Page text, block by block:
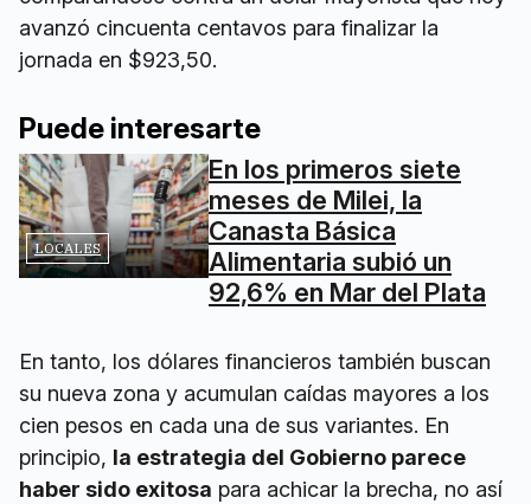
avanzó cincuenta centavos para finalizar la
jornada en $923,50.
Puede interesarte
LOCALES
En los primeros siete
meses de Milei, la
Canasta Básica
Alimentaria subió un
92,6% en Mar del Plata
En tanto, los dólares financieros también buscan
su nueva zona y acumulan caídas mayores a los
cien pesos en cada una de sus variantes. En
principio, la estrategia del Gobierno parece
haber sido exitosa para achicar la brecha, no así